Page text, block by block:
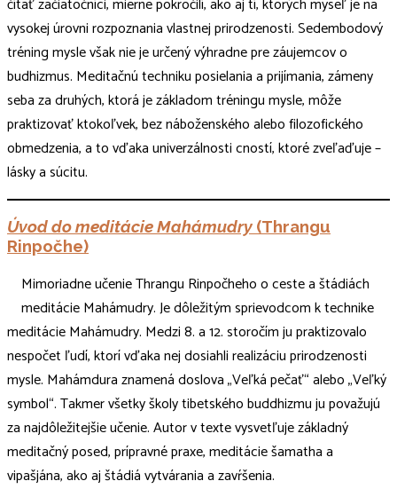
vysokej úrovni roz­poznania vlastnej prirodzenosti. Sedembodový
tréning mysle však nie je určený výhradne pre záujemcov o
budhiz­mus. Meditačnú techniku posielania a prijímania, zámeny
seba za druhých, ktorá je základom tréningu mysle, môže
praktizovať ktokoľvek, bez náboženského alebo filo­zofického
obmedzenia, a to vďaka univerzálnosti cností, ktoré zveľaďuje –
lásky a súcitu.
Úvod do meditácie Mahámudry (Thrangu
Rinpočhe)
Mimoriadne učenie Thrangu Rinpočheho o ceste a štádiách
meditácie Mahámudry. Je dôležitým sprievodcom k technike
meditácie Mahámudry. Medzi 8. a 12. storočím ju praktizovalo
nespočet ľudí, ktorí vďaka nej dosiahli realizáciu prirodzenosti
mysle. Mahámdura znamená doslova „Veľká pečať“ alebo „Veľký
symbol“. Takmer všetky školy tibetského buddhizmu ju považujú
za najdôležitejšie učenie. Autor v texte vysvetľuje základný
meditačný posed, prípravné praxe, meditácie šamatha a
vipašjána, ako aj štádiá vytvárania a zavŕšenia.